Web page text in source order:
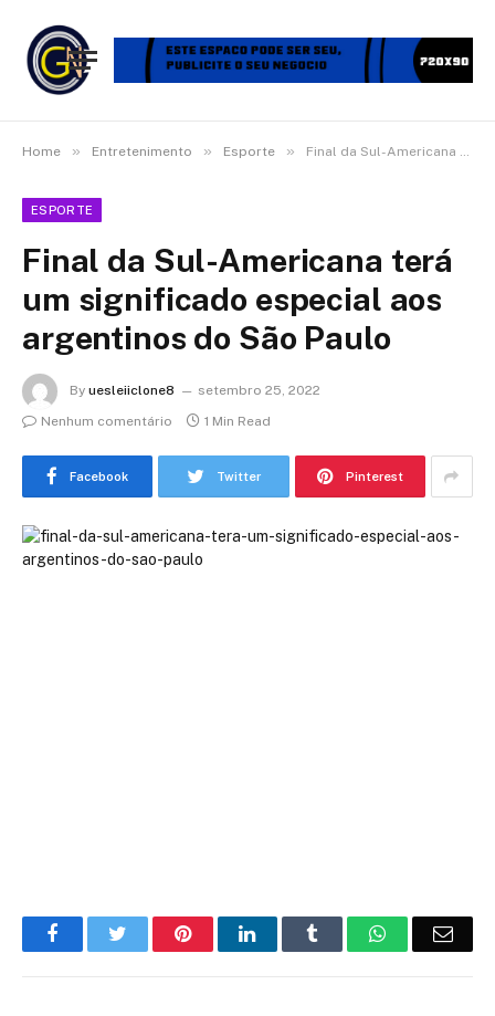
Home » Entretenimento » Esporte » Final da Sul-Americana terá um significado especial aos argentinos do São Paulo
ESPORTE
Final da Sul-Americana terá
um significado especial aos
argentinos do São Paulo
By uesleiiclone8
setembro 25, 2022
Nenhum comentário
1 Min Read
Facebook Twitter Pinterest
FacebookTwitter PinterestLinkedIn Tumblr WhatsApp